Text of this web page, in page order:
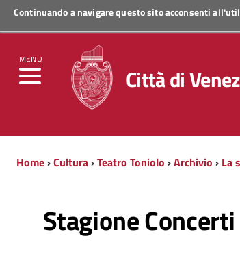
Continuando a navigare questo sito acconsenti
MENU
Regione Veneto
Città di
Home›Cultura›Teatro Toniolo ›Archivio › La
Stagione